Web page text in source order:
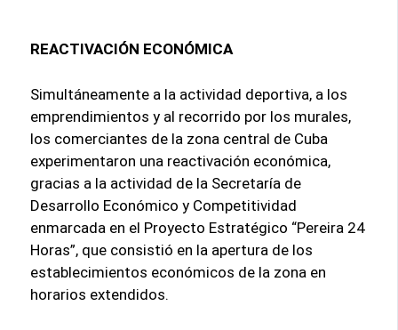
REACTIVACIÓN ECONÓMICA
Simultáneamente a la actividad deportiva, a los
emprendimientos y al recorrido por los murales,
los comerciantes de la zona central de Cuba
experimentaron una reactivación económica,
gracias a la actividad de la Secretaría de
Desarrollo Económico y Competitividad
enmarcada en el Proyecto Estratégico “Pereira 24
Horas”, que consistió en la apertura de los
establecimientos económicos de la zona en
horarios extendidos.